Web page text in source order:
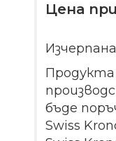
Цена
бъде
Swiss